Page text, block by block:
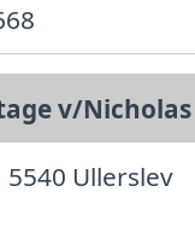
v/Nicholas
Ullerslev